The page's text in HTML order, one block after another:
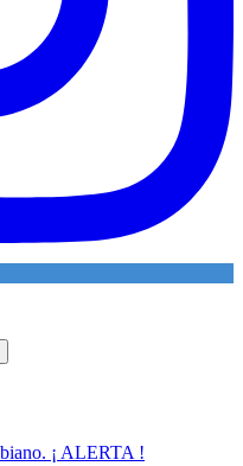
¡ ALERTA !